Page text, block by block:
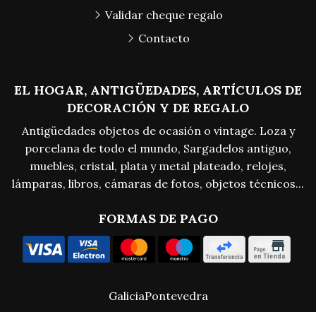
EL HOGAR, ANTIGÜEDADES, ARTÍCULOS DE
DECORACIÓN Y DE REGALO
Antigüedades objetos de ocasión o vintage. Loza y
porcelana de todo el mundo, Sargadelos antiguo,
muebles, cristal, plata y metal plateado, relojes,
lámparas, libros, cámaras de fotos, objetos técnicos...
FORMAS DE PAGO
Validar cheque regalo
Contacto
GaliciaPontevedra